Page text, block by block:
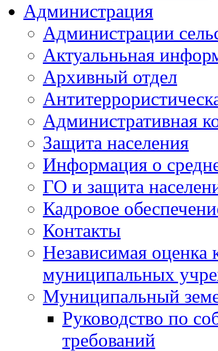
Администрация
Администрации
Актуальньная
Архивный отдел
Административная
Защита населения
Информация о
ГО и защита
Кадровое
Контакты
Независимая оценка
муниципальных
Муниципальный
Руководство по
требований